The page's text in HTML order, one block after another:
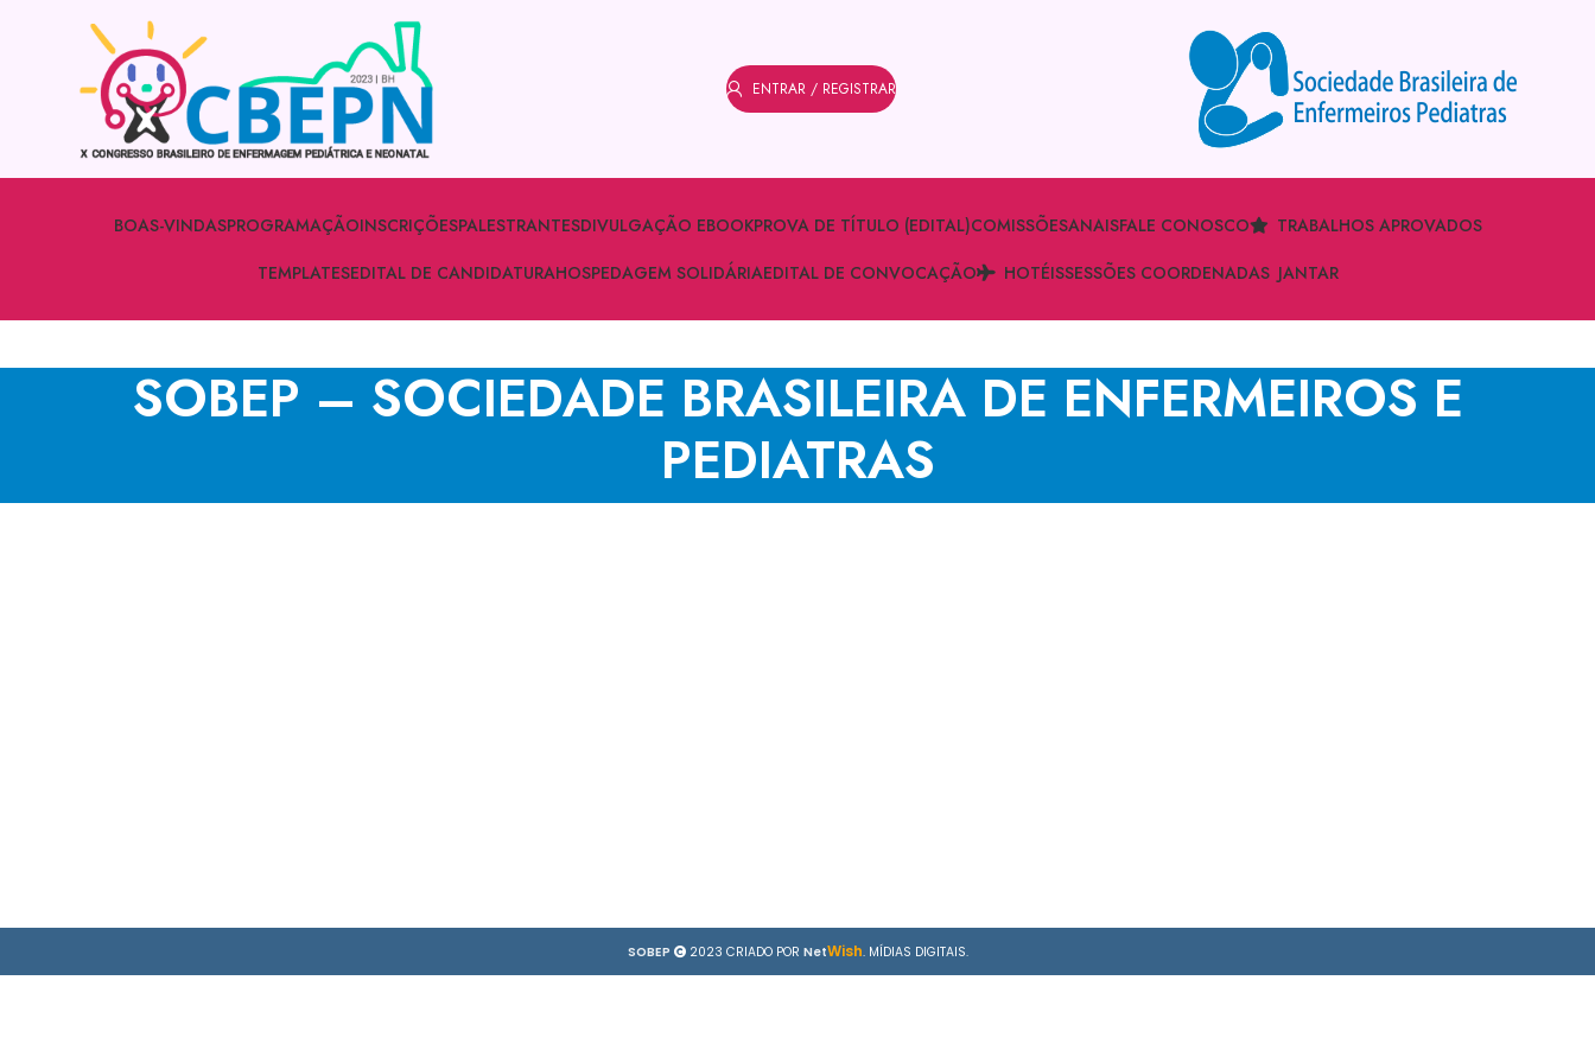
ENTRAR / REGISTRAR
BOAS-VINDASPROGRAMAÇÃOINSCRIÇÕESPALESTRANTESDIVULGAÇÃO EBOOKPROVA DE TÍTULO (EDITAL)COMISSÕESANAISFALE CONOSCO
TRABALHOS APROVADOS
TEMPLATESEDITAL DE CANDIDATURAHOSPEDAGEM SOLIDÁRIAEDITAL DE CONVOCAÇÃO HOTÉISSESSÕES COORDENADAS JANTAR
SOBEP – SOCIEDADE BRASILEIRA DE ENFERMEIROS E
PEDIATRAS
SOBEP 2023 CRIADO POR NetWish. MÍDIAS DIGITAIS.